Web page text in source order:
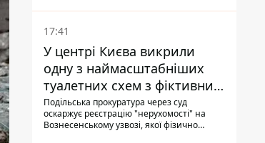
17:41
У центрі Києва викрили
одну з наймасштабніших
туалетних схем з фіктивним
будинком
Подільська прокуратура через суд
оскаржує реєстрацію "нерухомості" на
Вознесенському узвозі, якої фізично